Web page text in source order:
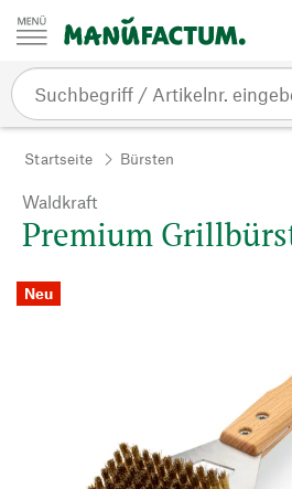
Zum Inhalt springen
Startseite Bürsten
Waldkraft
Premium
Neu